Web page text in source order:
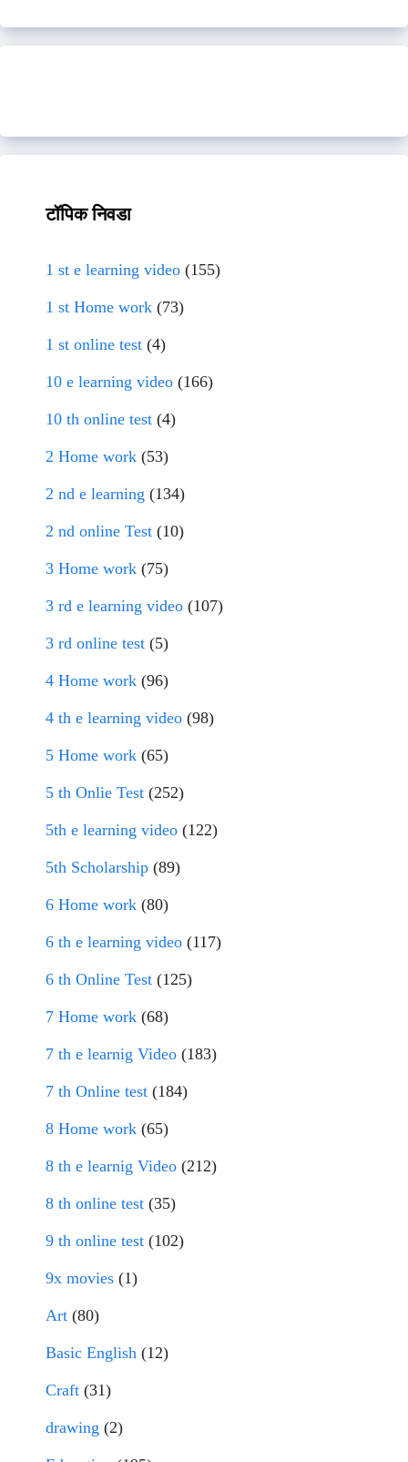
टॉपिक निवडा
1 st e learning video (155)
1 st Home work (73)
1 st online test (4)
10 e learning video (166)
10 th online test (4)
2 Home work (53)
2 nd e learning (134)
2 nd online Test (10)
3 Home work (75)
3 rd e learning video (107)
3 rd online test (5)
4 Home work (96)
4 th e learning video (98)
5 Home work (65)
5 th Onlie Test (252)
5th e learning video (122)
5th Scholarship (89)
6 Home work (80)
6 th e learning video (117)
6 th Online Test (125)
7 Home work (68)
7 th e learnig Video (183)
7 th Online test (184)
8 Home work (65)
8 th e learnig Video (212)
8 th online test (35)
9 th online test (102)
9x movies (1)
Art (80)
Basic English (12)
Craft (31)
drawing (2)